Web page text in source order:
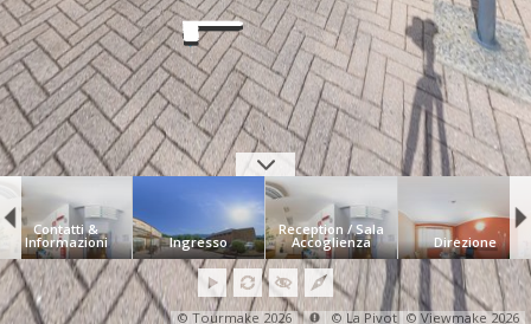
© Viewmake 2026
© La Pivot
© Tourmake 2026
Contatti &
Informazioni Ingresso
Reception / Sala
Accoglienza Direzione